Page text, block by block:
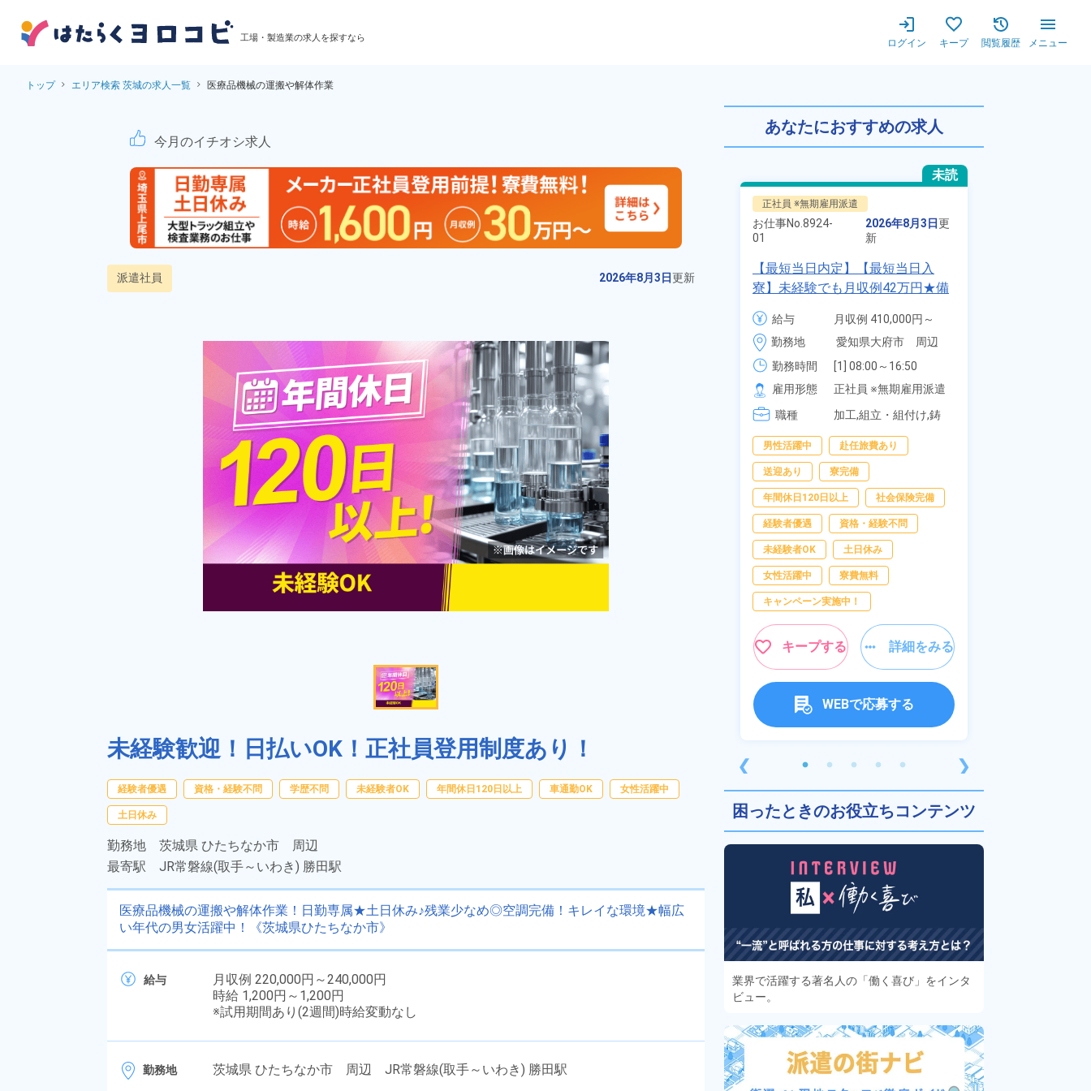
工場・製造業の求人を探すなら ログイン キープ 閲覧履歴 メニュー
トップ エリア検索 茨城の求人一覧 医療品機械の運搬や解体作業
医療品機械の運搬や解体作業！日勤専属★土日休み♪残業少なめ◎空調完備！キレ
今月のイチオシ求人
派遣社員 2026年8月3日更新
未経験歓迎！日払いOK！正社員登用制度あり！
経験者優遇 資格・経験不問 学歴不問 未経験者OK 年間休日120日以上 車通勤OK 女性活躍中
土日休み
勤務地 茨城県 ひたちなか市 周辺
最寄駅 JR常磐線(取手～いわき) 勝田駅
医療品機械の運搬や解体作業！日勤専属★土日休み♪残業少なめ◎空調完備！キレイな環境★幅広
い年代の男女活躍中！《茨城県ひたちなか市》
給与
月収例 220,000円～240,000円
時給 1,200円～1,200円
※試用期間あり(2週間)時給変動なし
勤務地 茨城県 ひたちなか市 周辺 JR常磐線(取手～いわき) 勝田駅
あなたにおすすめの求人
❮
未読
派遣社員
お仕事No.2843-
01
2026年8月3日
大手メーカーでタイヤの成型加工
業務！高時給1,500円★正社員登用
《三重県伊勢市》時給 1,500円～1,500円
勤務地
三重県伊勢市　周辺
勤務時間
[1] 22:35～07:30
[2] 07:20～16:30
雇用形態
派遣社員
職種
加工,マシンオペレータ
ー,部品供給・充填・運
搬
男性活躍中 赴任旅費あり
寮完備 年間休日120日以上
社会保険完備 経験者優遇
資格・経験不問 未経験者OK
キープする
未読
正社員 ※無期雇用派遣
お仕事No. 8924-
01
2026年8月3日更
新
【最短当日内定】【最短当日入
寮】未経験でも月収例42万円★備
品付き寮完備＆赴任旅費会社負担
◎昇給・業績賞与あり！組立や塗
装など自動車製造の各種作業！
《愛知県大府市》
給与
月収例 410,000円～
430,000円
月給 277,000円～
277,000円
勤務地
愛知県大府市　周辺
勤務時間
[1] 08:00～16:50
[2] 06:25～15:10
[3] 17:05～01:50
雇用形態
正社員 ※無期雇用派遣
職種
加工,組立・組付け,鋳
男性活躍中 赴任旅費あり
送迎あり 寮完備
年間休日120日以上 社会保険完備
経験者優遇 資格・経験不問
未経験者OK 土日休み
女性活躍中 寮費無料
キャンペーン実施中！
キープする 詳細をみる
WEBで応募する
❯
困ったときのお役立ちコンテンツ
業界で活躍する著名人の「働く喜び」をインタ
ビュー。